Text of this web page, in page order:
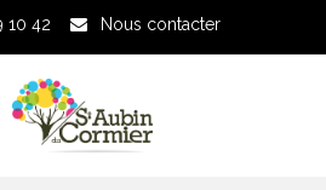
10 42 Nous contacter